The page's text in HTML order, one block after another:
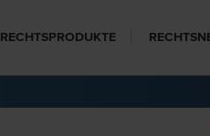
RECHTSPRODUKTE